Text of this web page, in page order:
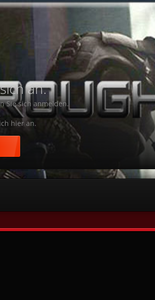
an.
Sie sich anmelden.
hier an.